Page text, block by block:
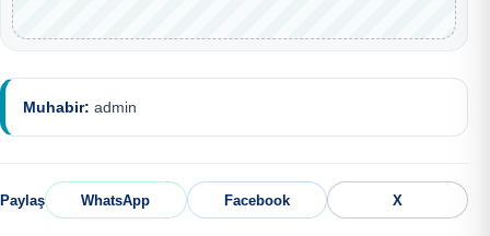
Muhabir: admin
Paylaş WhatsApp Facebook X